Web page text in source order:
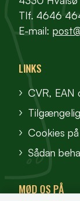
Tlf. 4646
E-mail:
LINKS
CVR, EAN
Cookies
Sådan
MØD OS PÅ